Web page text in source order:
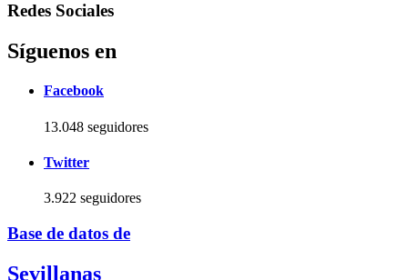
Redes Sociales
Síguenos en
Facebook
13.048 seguidores
Twitter
3.922 seguidores
Base de datos de
Sevillanas